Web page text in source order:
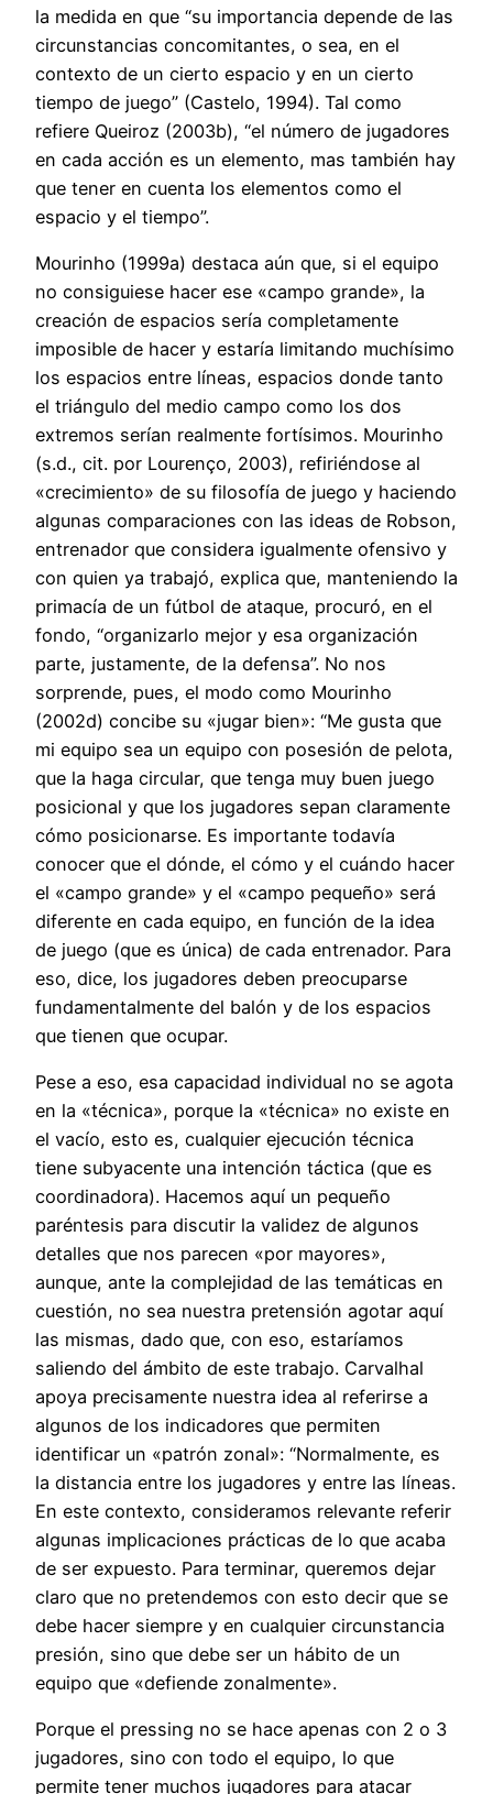
la medida en que “su importancia depende de las
circunstancias concomitantes, o sea, en el
contexto de un cierto espacio y en un cierto
tiempo de juego” (Castelo, 1994). Tal como
refiere Queiroz (2003b), “el número de jugadores
en cada acción es un elemento, mas también hay
que tener en cuenta los elementos como el
espacio y el tiempo”.
Mourinho (1999a) destaca aún que, si el equipo
no consiguiese hacer ese «campo grande», la
creación de espacios sería completamente
imposible de hacer y estaría limitando muchísimo
los espacios entre líneas, espacios donde tanto
el triángulo del medio campo como los dos
extremos serían realmente fortísimos. Mourinho
(s.d., cit. por Lourenço, 2003), refiriéndose al
«crecimiento» de su filosofía de juego y haciendo
algunas comparaciones con las ideas de Robson,
entrenador que considera igualmente ofensivo y
con quien ya trabajó, explica que, manteniendo la
primacía de un fútbol de ataque, procuró, en el
fondo, “organizarlo mejor y esa organización
parte, justamente, de la defensa”. No nos
sorprende, pues, el modo como Mourinho
(2002d) concibe su «jugar bien»: “Me gusta que
mi equipo sea un equipo con posesión de pelota,
que la haga circular, que tenga muy buen juego
posicional y que los jugadores sepan claramente
cómo posicionarse. Es importante todavía
conocer que el dónde, el cómo y el cuándo hacer
el «campo grande» y el «campo pequeño» será
diferente en cada equipo, en función de la idea
de juego (que es única) de cada entrenador. Para
eso, dice, los jugadores deben preocuparse
fundamentalmente del balón y de los espacios
que tienen que ocupar.
Pese a eso, esa capacidad individual no se agota
en la «técnica», porque la «técnica» no existe en
el vacío, esto es, cualquier ejecución técnica
tiene subyacente una intención táctica (que es
coordinadora). Hacemos aquí un pequeño
paréntesis para discutir la validez de algunos
detalles que nos parecen «por mayores»,
aunque, ante la complejidad de las temáticas en
cuestión, no sea nuestra pretensión agotar aquí
las mismas, dado que, con eso, estaríamos
saliendo del ámbito de este trabajo. Carvalhal
apoya precisamente nuestra idea al referirse a
algunos de los indicadores que permiten
identificar un «patrón zonal»: “Normalmente, es
la distancia entre los jugadores y entre las líneas.
En este contexto, consideramos relevante referir
algunas implicaciones prácticas de lo que acaba
de ser expuesto. Para terminar, queremos dejar
claro que no pretendemos con esto decir que se
debe hacer siempre y en cualquier circunstancia
presión, sino que debe ser un hábito de un
equipo que «defiende zonalmente».
Porque el pressing no se hace apenas con 2 o 3
jugadores, sino con todo el equipo, lo que
permite tener muchos jugadores para atacar